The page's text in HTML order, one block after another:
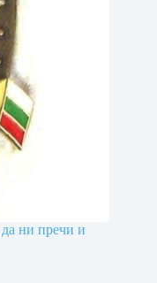
ни пречи и